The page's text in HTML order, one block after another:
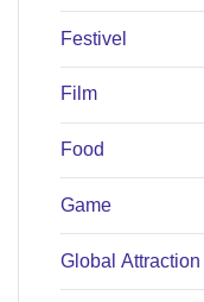
Festivel
Film
Food
Game
Global Attraction